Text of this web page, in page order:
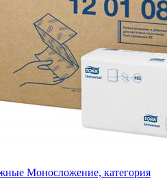
Моносложение, категория